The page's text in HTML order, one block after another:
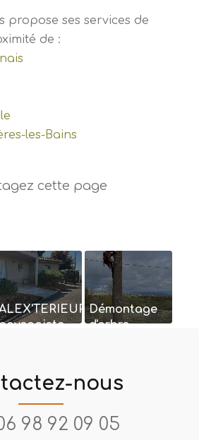
propose ses services de
de :
les-Bains
en
place de
...
Démontage
d'arbre
nous
98 92 09 05